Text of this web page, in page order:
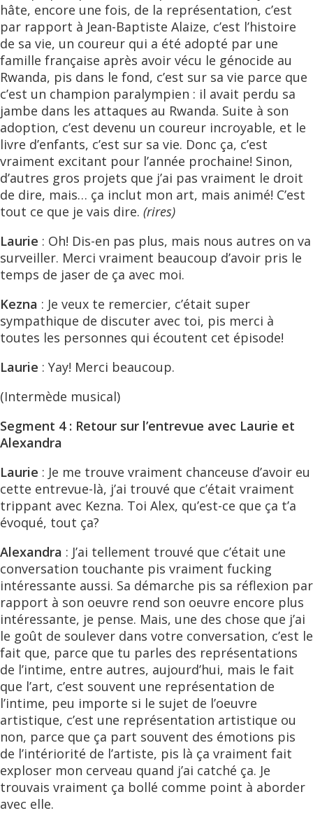
hâte, encore une fois, de la représentation, c’est
par rapport à Jean-Baptiste Alaize, c’est l’histoire
de sa vie, un coureur qui a été adopté par une
famille française après avoir vécu le génocide au
Rwanda, pis dans le fond, c’est sur sa vie parce que
c’est un champion paralympien : il avait perdu sa
jambe dans les attaques au Rwanda. Suite à son
adoption, c’est devenu un coureur incroyable, et le
livre d’enfants, c’est sur sa vie. Donc ça, c’est
vraiment excitant pour l’année prochaine! Sinon,
d’autres gros projets que j’ai pas vraiment le droit
de dire, mais… ça inclut mon art, mais animé! C’est
tout ce que je vais dire. (rires)
Laurie : Oh! Dis-en pas plus, mais nous autres on va
surveiller. Merci vraiment beaucoup d’avoir pris le
temps de jaser de ça avec moi.
Kezna : Je veux te remercier, c’était super
sympathique de discuter avec toi, pis merci à
toutes les personnes qui écoutent cet épisode!
Laurie : Yay! Merci beaucoup.
(Intermède musical)
Segment 4 : Retour sur l’entrevue avec Laurie et
Alexandra
Laurie : Je me trouve vraiment chanceuse d’avoir eu
cette entrevue-là, j’ai trouvé que c’était vraiment
trippant avec Kezna. Toi Alex, qu’est-ce que ça t’a
évoqué, tout ça?
Alexandra : J’ai tellement trouvé que c’était une
conversation touchante pis vraiment fucking
intéressante aussi. Sa démarche pis sa réflexion par
rapport à son oeuvre rend son oeuvre encore plus
intéressante, je pense. Mais, une des chose que j’ai
le goût de soulever dans votre conversation, c’est le
fait que, parce que tu parles des représentations
de l’intime, entre autres, aujourd’hui, mais le fait
que l’art, c’est souvent une représentation de
l’intime, peu importe si le sujet de l’oeuvre
artistique, c’est une représentation artistique ou
non, parce que ça part souvent des émotions pis
de l’intériorité de l’artiste, pis là ça vraiment fait
exploser mon cerveau quand j’ai catché ça. Je
trouvais vraiment ça bollé comme point à aborder
avec elle.